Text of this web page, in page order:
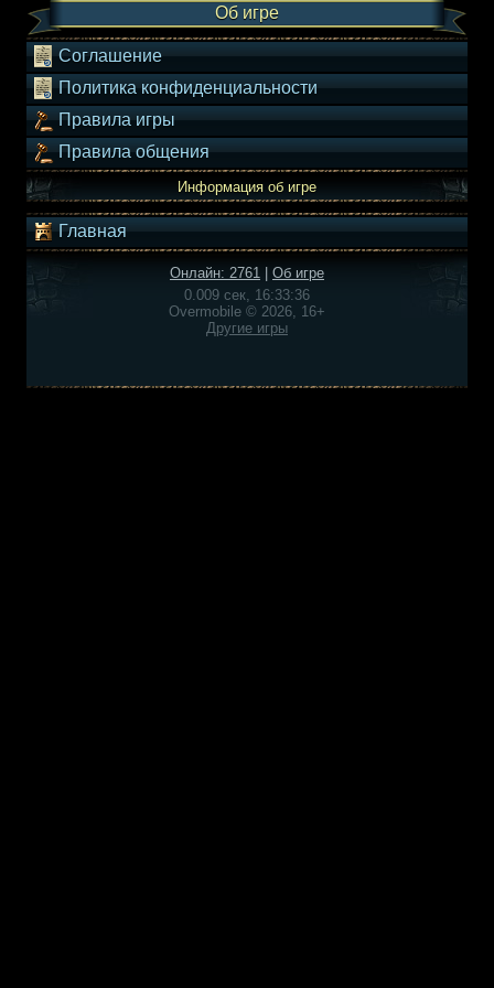
Об игре
Соглашение
Политика конфиденциальности
Правила игры
Правила общения
Информация об игре
Главная
Онлайн: 2761
Об игре
0.009 сек, 16:33:36
Overmobile © 2026, 16+
Другие игры